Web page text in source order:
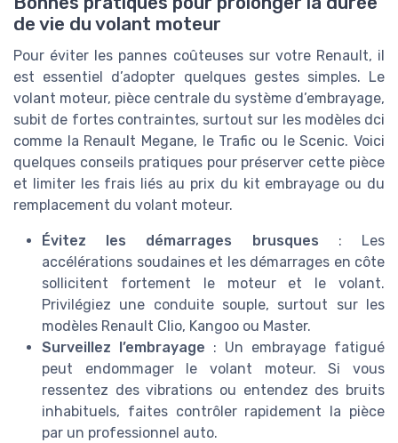
de vie du volant moteur
Pour éviter les pannes coûteuses sur votre Renault, il
est essentiel d’adopter quelques gestes simples. Le
volant moteur, pièce centrale du système d’embrayage,
subit de fortes contraintes, surtout sur les modèles dci
comme la Renault Megane, le Trafic ou le Scenic. Voici
quelques conseils pratiques pour préserver cette pièce
et limiter les frais liés au prix du kit embrayage ou du
remplacement du volant moteur.
Évitez les démarrages brusques : Les
accélérations soudaines et les démarrages en côte
sollicitent fortement le moteur et le volant.
Privilégiez une conduite souple, surtout sur les
modèles Renault Clio, Kangoo ou Master.
Surveillez l’embrayage : Un embrayage fatigué
peut endommager le volant moteur. Si vous
ressentez des vibrations ou entendez des bruits
inhabituels, faites contrôler rapidement la pièce
par un professionnel auto.